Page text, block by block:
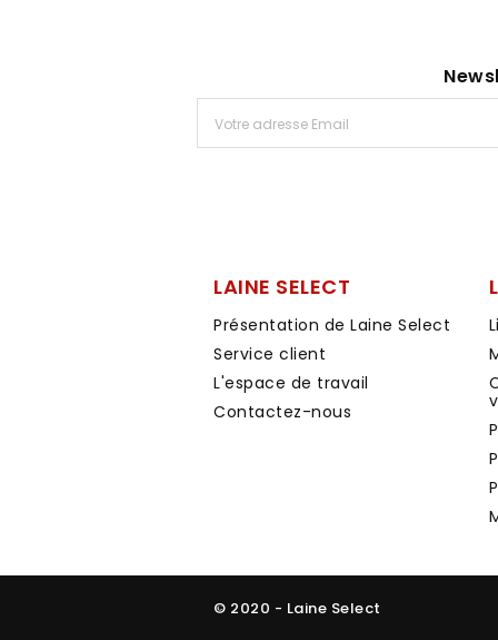
LAINE SELECT
Présentation de Laine Select
Service client
L'espace de travail
Contactez-nous
© 2020 - Laine Select